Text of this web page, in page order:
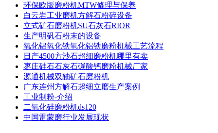
环保欧版磨粉机MTW修理与保养
白云岩工业磨机方解石粉碎设备
立式矿石磨粉机SU石灰石RIOR
生产明矾石粉末的设备
氧化铝氧化铁氧化铝铁磨粉机械工艺流程
日产4500方沙石超细磨粉机哪里有卖
枣庄硅石石灰石碳酸钙磨粉机械厂家
源通机械双轴矿石磨粉机
广东连州方解石超细立磨生产案例
工业制粉-介绍
二氧化硅磨粉机ds120
中国雷蒙磨行业发展现状